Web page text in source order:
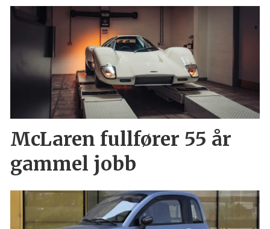
McLaren fullfører 55 år
gammel jobb